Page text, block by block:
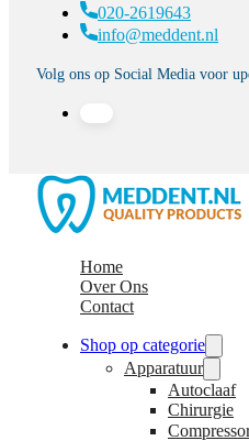
020-2619643
info@meddent.nl
Volg ons op Social Media voor
Home
Over Ons
Contact
Shop op categorie
Apparatuur
Autoclaaf
Chirurgie